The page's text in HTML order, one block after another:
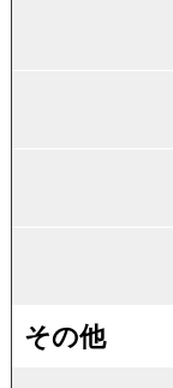
その他